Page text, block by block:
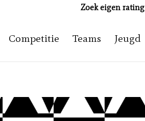
Zoek eigen rating
Competitie Teams Jeugd